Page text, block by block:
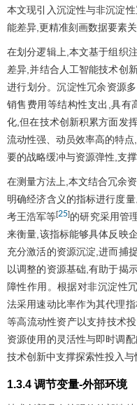
本文现引入沉淀性与非沉淀
能差异,更精准刻画数据要素
在划分逻辑上,本文基于组织
差异,并结合人工智能技术创
进行划分。沉淀性冗余资源
销售费用等结构性支出,具有
化,但在技术创新积累方面发
流动性强、动员效率高的特
要的战略缓冲与资源弹性,支
在测量方法上,本文结合冗余
明确经济含义的指标进行度
考王浩军等[25]的研究采用管
来衡量,该指标能够具体反映
充分激活的资源沉淀,进而捕
以调整的资源基础,有助于揭
障性作用。根据对非沉淀性
法采用速动比率作为其代理
等高流动性资产以支持技术
资源使用的灵活性与即时调
技术创新中支撑探索性投入与
1.3.4 调节变量-外部环境